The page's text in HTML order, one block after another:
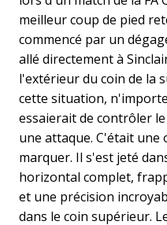
meilleur coup de pied
commencé par un
allé directement à
l'extérieur du coin de la
cette situation,
essaierait de contrôler
une attaque. C'était une
marquer. Il s'est jeté
horizontal complet,
et une précision
dans le coin supérieur.